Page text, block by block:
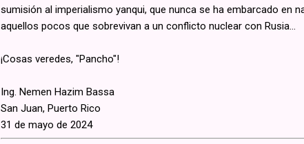
sumisión al imperialismo yanqui, que nunca se ha embarcado en
aquellos pocos que sobrevivan a un conflicto nuclear con Rusia...
¡Cosas veredes, "Pancho"!
Ing. Nemen Hazim Bassa
San Juan, Puerto Rico
31 de mayo de 2024